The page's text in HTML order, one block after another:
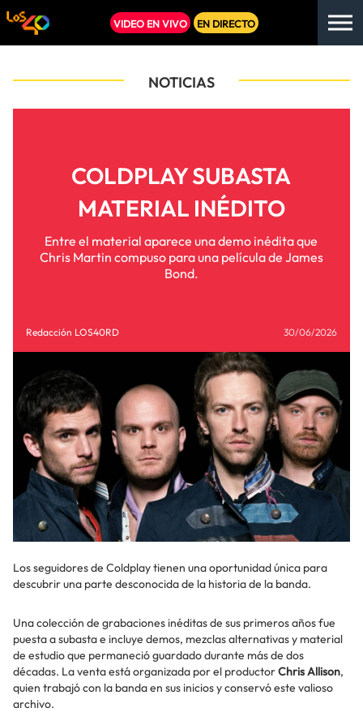
VIDEO EN VIVO EN DIRECTO
NOTICIAS
COLDPLAY SUBASTA
MATERIAL INÉDITO
Entre el material aparece una demo inédita que
Chris Martin compuso para una película de James
Bond.
Redacción LOS40RD 30/06/2026
Los seguidores de Coldplay tienen una oportunidad única para
descubrir una parte desconocida de la historia de la banda.
Una colección de grabaciones inéditas de sus primeros años fue
puesta a subasta e incluye demos, mezclas alternativas y material
de estudio que permaneció guardado durante más de dos
décadas. La venta está organizada por el productorChris Allison,
quien trabajó con la banda en sus inicios y conservó este valioso
archivo.